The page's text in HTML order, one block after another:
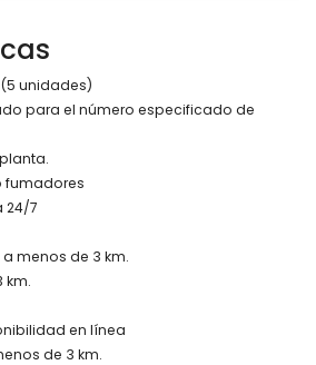
cercana: Mediterráneo, Jávea (a menos
la villa)
El Arenal, Jávea (a menos de 3
Nou Fontana (a menos de 3
Montgó, Jávea (a menos de 5
Alicante (a menos de 100
más cercano: Valencia (> 100
adecuado para familias con niños
unidades)
para el número especificado de
fumadores
24/7
menos de 3 km.
km.
en línea
de 3 km.